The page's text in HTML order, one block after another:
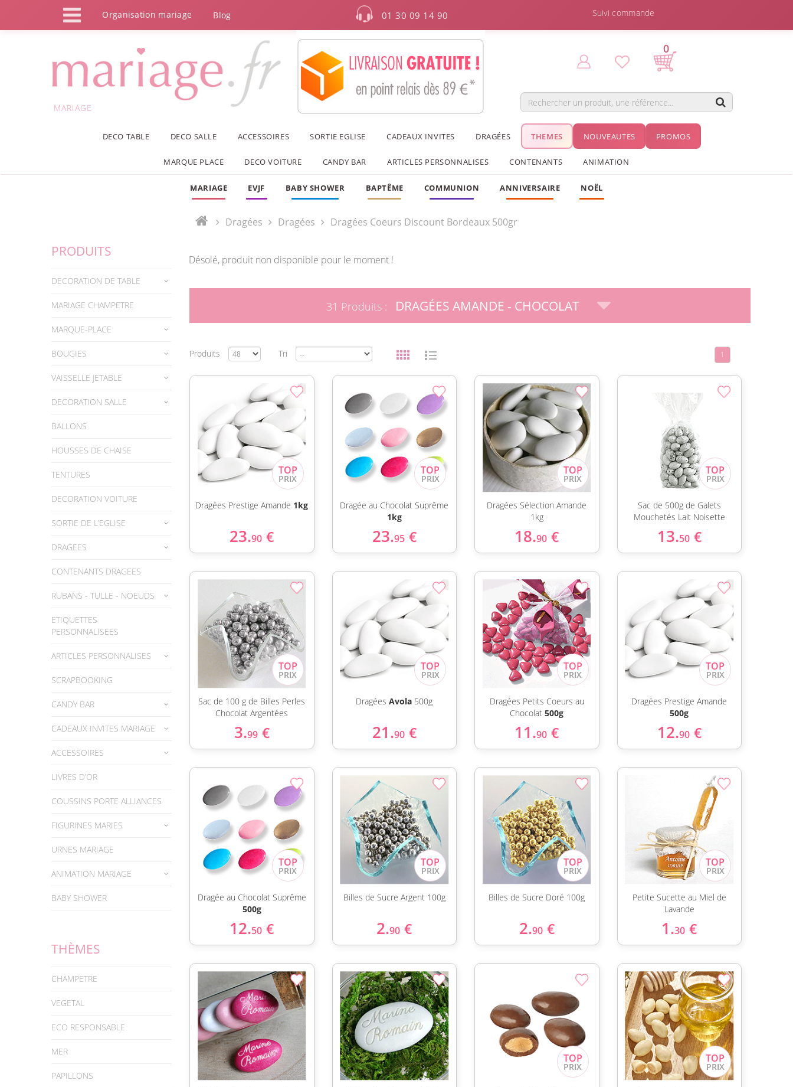
Organisation mariage Blog 01 30 09 14 90 Suivi commande
MARIAGE
0
DECO TABLE DECO SALLE ACCESSOIRES SORTIE EGLISE CADEAUX INVITES DRAGÉES THEMES NOUVEAUTES PROMOS
MARQUE PLACE DECO VOITURE CANDY BAR ARTICLES PERSONNALISES CONTENANTS ANIMATION
MARIAGE EVJF BABY SHOWER BAPTÊME COMMUNION ANNIVERSAIRE NOËL
PRODUITS
DECORATION DE TABLE
MARIAGE CHAMPETRE
MARQUE-PLACE
BOUGIES
VAISSELLE JETABLE
DECORATION SALLE
BALLONS
HOUSSES DE CHAISE
TENTURES
DECORATION VOITURE
SORTIE DE L’EGLISE
DRAGEES
CONTENANTS DRAGEES
RUBANS - TULLE - NOEUDS
ETIQUETTES
PERSONNALISEES
ARTICLES PERSONNALISES
SCRAPBOOKING
CANDY BAR
CADEAUX INVITES MARIAGE
ACCESSOIRES
LIVRES D’OR
COUSSINS PORTE ALLIANCES
FIGURINES MARIES
URNES MARIAGE
ANIMATION MARIAGE
BABY SHOWER
THÈMES
CHAMPETRE
VEGETAL
ECO RESPONSABLE
MER
PAPILLONS
Dragées Dragées Dragées Coeurs Discount Bordeaux 500gr
Désolé, produit non disponible pour le moment !
31 Produits : DRAGÉES AMANDE - CHOCOLAT
Produits Tri 1
Dragées Prestige Amande 1kg
23.90 €
Dragée au Chocolat Suprême
1kg
23.95 €
Dragées Sélection Amande
1kg
18.90 €
Sac de 500g de Galets
Mouchetés Lait Noisette
13.50 €
Sac de 100 g de Billes Perles
Chocolat Argentées
3.99 €
DragéesAvola 500g
21.90 €
Dragées Petits Coeurs au
Chocolat500g
11.90 €
Dragées Prestige Amande
500g
12.90 €
Dragée au Chocolat Suprême
500g
12.50 €
Billes de Sucre Argent 100g
2.90 €
Billes de Sucre Doré 100g
2.90 €
Petite Sucette au Miel de
Lavande
1.30 €
Panneau de gestion des cookies